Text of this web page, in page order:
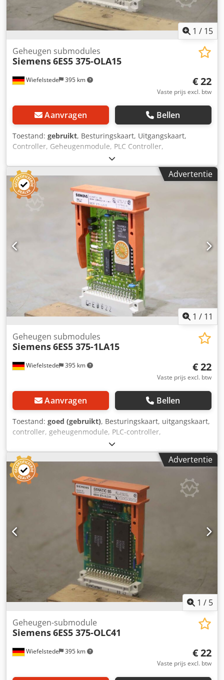
1 / 15
Wiefelstede 395 km
Geheugen submodules
Siemens6ES5 375-OLA15
€ 22
Vaste prijs excl. btw
Aanvragen Bellen
Toestand: gebruikt, Besturingskaart, Uitgangskaart,
Controller, Geheugenmodule, PLC Controller,
Uitbreidingsmodule, Interfacemodule -Fabrikant: Siemens
Simatic S5 geheugenmodule Geheugen Submodule
Credohy Rpijpfx Apdsf -Type: 6ES5 375-OLA15 -Aantal: 8x
module beschikbaar -Prijs: per stuk -Afmetingen:
60/90/H15 mm -Gewicht: 0,1 kg/stuk
Advertentie
1 / 11
Wiefelstede 395 km
Geheugen submodules
Siemens6ES5 375-1LA15
€ 22
Vaste prijs excl. btw
Aanvragen Bellen
Toestand: goed (gebruikt), Besturingskaart, uitgangskaart,
controller, geheugenmodule, PLC-controller,
uitbreidingsmodule, interfacemodule -Fabrikant: Siemens
Simatic S5 Geheugenmodule Geheugen Submodule
Cedpfehy Rn Nsx Apdjrf -Type: 6ES5 375-1LA15 -Aantal: 17x
modules beschikbaar -Prijs: per stuk -Afmetingen:
60/90/H15 mm -Gewicht: 0.1 kg/pc.
Advertentie
1 / 5
Wiefelstede 395 km
Geheugen-submodule
Siemens6ES5 375-OLC41
€ 22
Vaste prijs excl. btw